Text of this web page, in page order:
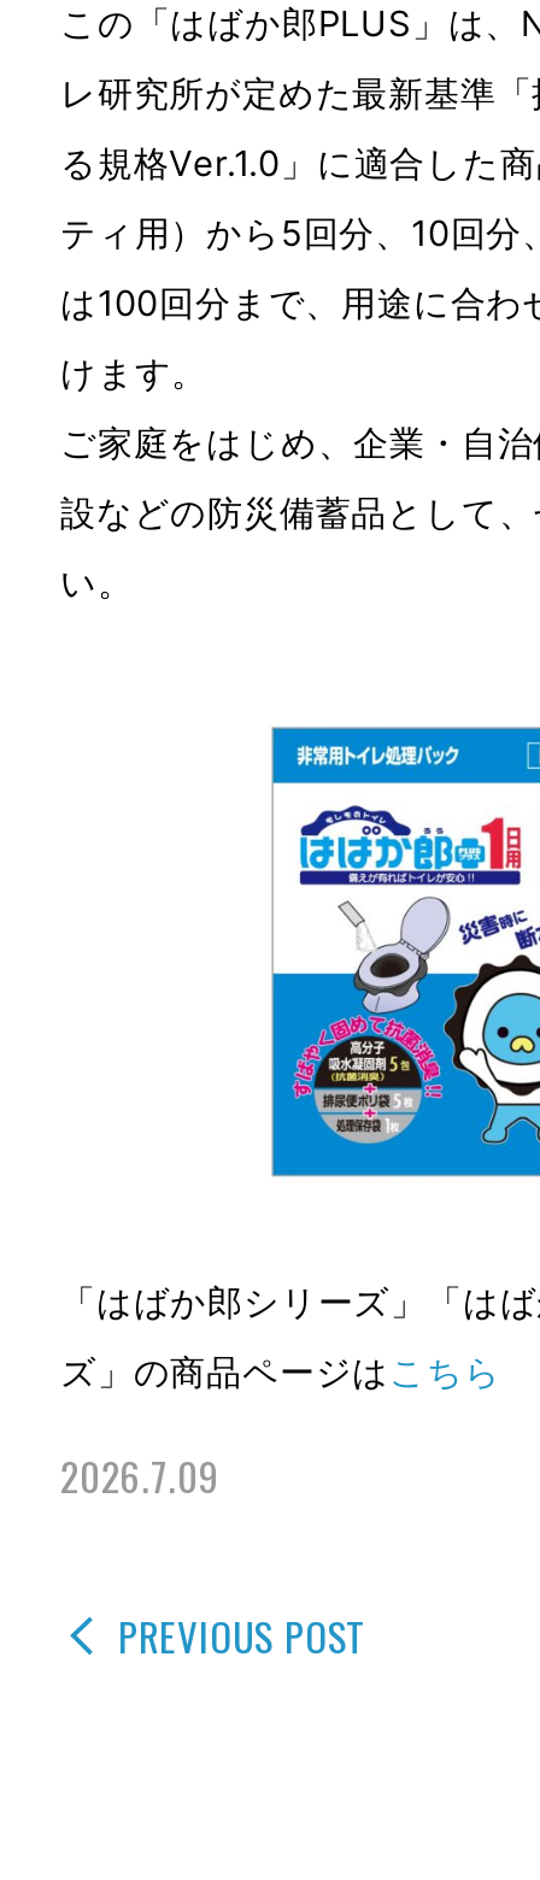
この「はばか郎PLUS」は、
レ研究所が定めた最新基準
る規格Ver.1.0」に適合した
ティ用）から5回分、10回
は100回分まで、用途に合
けます。
ご家庭をはじめ、企業・自
設などの防災備蓄品として
い。
「はばか郎シリーズ」「は
ズ」の商品ページは こちら
2026.7.09
PREVIOUS POST